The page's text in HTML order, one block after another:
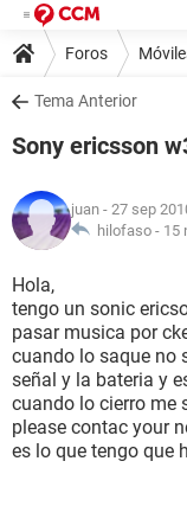
Foros
Tema Anterior
Sony ericsson
juan - 27 sep
hilofaso - 15
Hola,
tengo un sonic
pasar musica por
cuando lo saque no
señal y la bateria y
cuando lo cierro me
please contac your
es lo que tengo que